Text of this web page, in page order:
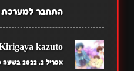
התחבר למערכת
kazuto
אפריל 2, 2022 בשעה 10:40 pm